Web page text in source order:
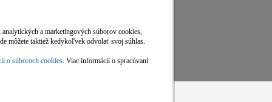
Viac informácií